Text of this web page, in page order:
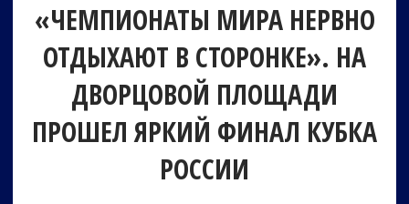
«ЧЕМПИОНАТЫ МИРА НЕРВНО
ОТДЫХАЮТ В СТОРОНКЕ». НА
ДВОРЦОВОЙ ПЛОЩАДИ
ПРОШЕЛ ЯРКИЙ ФИНАЛ КУБКА
РОССИИ